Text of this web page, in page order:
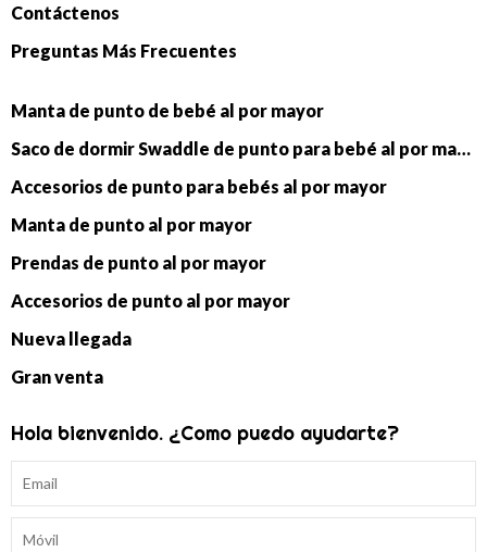
Contáctenos
Preguntas Más Frecuentes
Manta de punto de bebé al por mayor
Saco de dormir Swaddle de punto para bebé al por mayor
Accesorios de punto para bebés al por mayor
Manta de punto al por mayor
Prendas de punto al por mayor
Accesorios de punto al por mayor
Nueva llegada
Gran venta
Hola bienvenido. ¿Como puedo ayudarte?